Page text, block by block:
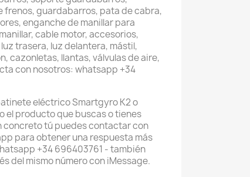
frenos, guardabarros, pata de cabra,
enganche de manillar para
cable motor, accesorios,
trasera, luz delantera, mástil,
cazonletas, llantas, válvulas de aire,
con nosotros: whatsapp +34
eléctrico Smartgyro K2 o
el producto que buscas o tienes
concreto tú puedes contactar con
para obtener una respuesta más
+34 696403761 - también
del mismo número con iMessage.